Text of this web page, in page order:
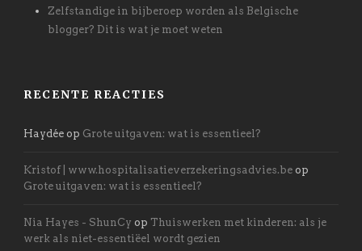
Zelfstandige in bijberoep worden als Belgische
blogger? Dit is wat je moet weten
RECENTE REACTIES
Haydée op Grote uitgaven: wat is essentieel?
Kristof | www.hospitalisatieverzekeringsadvies.be op
Grote uitgaven: wat is essentieel?
Nia Hayes - ShunCy op Thuiswerken met kinderen: als je
werk als niet-essentiëel wordt gezien